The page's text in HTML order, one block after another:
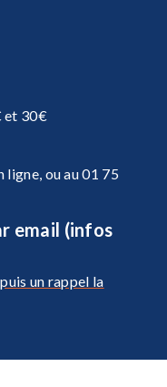
et 30€
ou au 01 75
email (infos
un rappel la